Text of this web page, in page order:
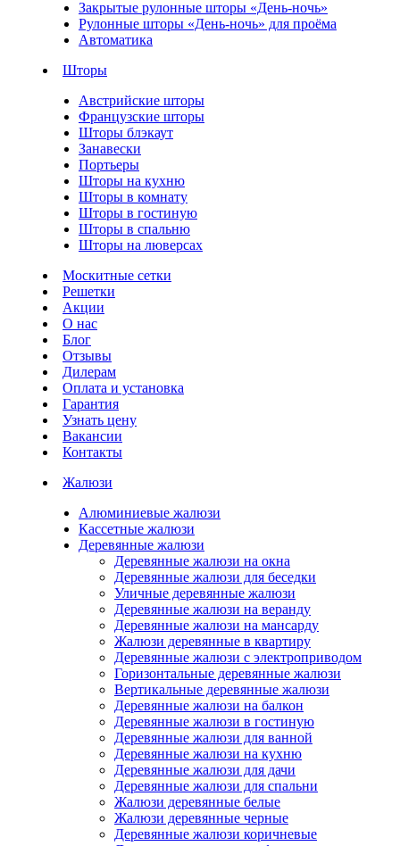
Закрытые рулонные шторы «День-ночь»
Рулонные шторы «День-ночь» для проёма
Автоматика
Шторы
Австрийские шторы
Французские шторы
Шторы блэкаут
Занавески
Портьеры
Шторы на кухню
Шторы в комнату
Шторы в гостиную
Шторы в спальню
Шторы на люверсах
Москитные сетки
Решетки
Акции
О нас
Блог
Отзывы
Дилерам
Оплата и установка
Гарантия
Узнать цену
Вакансии
Контакты
Жалюзи
Алюминиевые жалюзи
Кассетные жалюзи
Деревянные жалюзи
Деревянные жалюзи на окна
Деревянные жалюзи для беседки
Уличные деревянные жалюзи
Деревянные жалюзи на веранду
Деревянные жалюзи на мансарду
Жалюзи деревянные в квартиру
Деревянные жалюзи с электроприводом
Горизонтальные деревянные жалюзи
Вертикальные деревянные жалюзи
Деревянные жалюзи на балкон
Деревянные жалюзи в гостиную
Деревянные жалюзи для ванной
Деревянные жалюзи на кухню
Деревянные жалюзи для дачи
Деревянные жалюзи для спальни
Жалюзи деревянные белые
Жалюзи деревянные черные
Деревянные жалюзи коричневые